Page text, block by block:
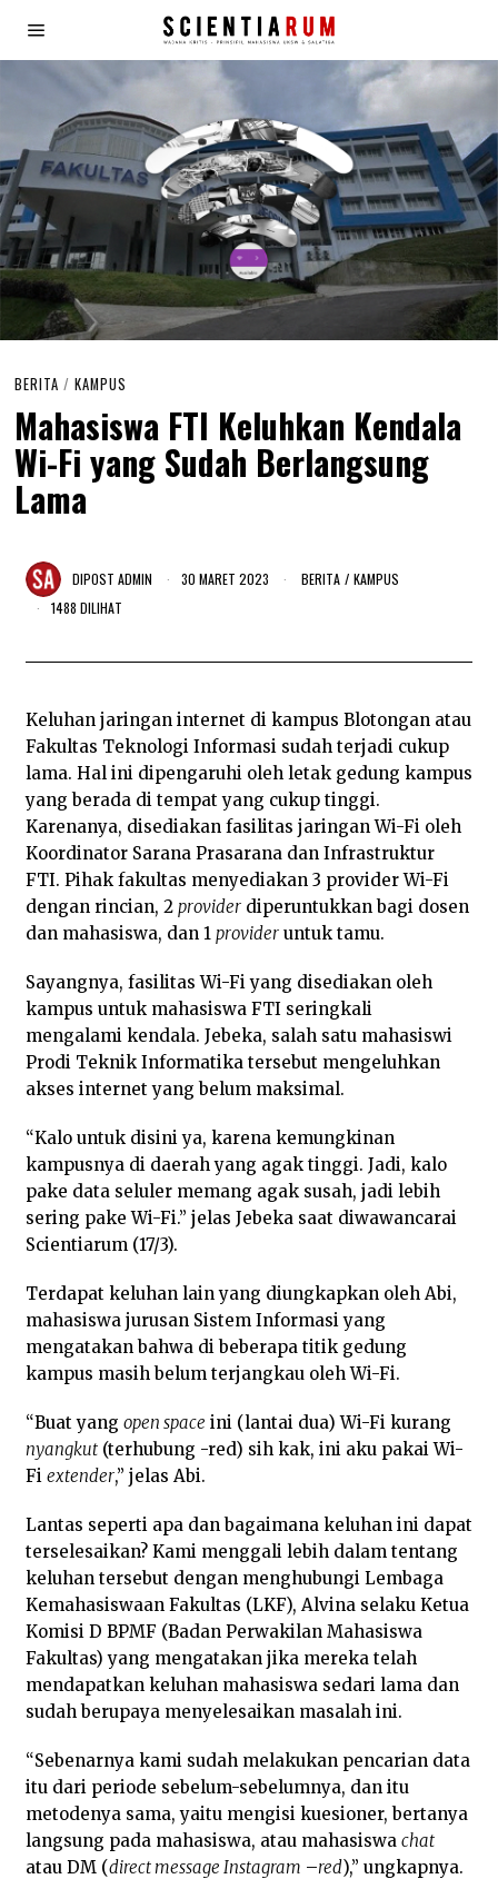
BERITA / KAMPUS
Mahasiswa FTI Keluhkan Kendala
Wi-Fi yang Sudah Berlangsung
Lama
DIPOST ADMIN 30 MARET 2023 BERITA / KAMPUS
1488 DILIHAT
Keluhan jaringan internet di kampus Blotongan atau
Fakultas Teknologi Informasi sudah terjadi cukup
lama. Hal ini dipengaruhi oleh letak gedung kampus
yang berada di tempat yang cukup tinggi.
Karenanya, disediakan fasilitas jaringan Wi-Fi oleh
Koordinator Sarana Prasarana dan Infrastruktur
FTI. Pihak fakultas menyediakan 3 provider Wi-Fi
dengan rincian, 2 providerdiperuntukkan bagi dosen
dan mahasiswa, dan 1 provideruntuk tamu.
Sayangnya, fasilitas Wi-Fi yang disediakan oleh
kampus untuk mahasiswa FTI seringkali
mengalami kendala. Jebeka, salah satu mahasiswi
Prodi Teknik Informatika tersebut mengeluhkan
akses internet yang belum maksimal.
“Kalo untuk disini ya, karena kemungkinan
kampusnya di daerah yang agak tinggi. Jadi, kalo
pake data seluler memang agak susah, jadi lebih
sering pake Wi-Fi.” jelas Jebeka saat diwawancarai
Scientiarum (17/3).
Terdapat keluhan lain yang diungkapkan oleh Abi,
mahasiswa jurusan Sistem Informasi yang
mengatakan bahwa di beberapa titik gedung
kampus masih belum terjangkau oleh Wi-Fi.
“Buat yang open space ini (lantai dua) Wi-Fi kurang
nyangkut(terhubung -red) sih kak, ini aku pakai Wi-
Fi extender,” jelas Abi.
Lantas seperti apa dan bagaimana keluhan ini dapat
terselesaikan? Kami menggali lebih dalam tentang
keluhan tersebut dengan menghubungi Lembaga
Kemahasiswaan Fakultas (LKF), Alvina selaku Ketua
Komisi D BPMF (Badan Perwakilan Mahasiswa
Fakultas) yang mengatakan jika mereka telah
mendapatkan keluhan mahasiswa sedari lama dan
sudah berupaya menyelesaikan masalah ini.
“Sebenarnya kami sudah melakukan pencarian data
itu dari periode sebelum-sebelumnya, dan itu
metodenya sama, yaitu mengisi kuesioner, bertanya
langsung pada mahasiswa, atau mahasiswa chat
atau DM (direct message Instagram –red),” ungkapnya.